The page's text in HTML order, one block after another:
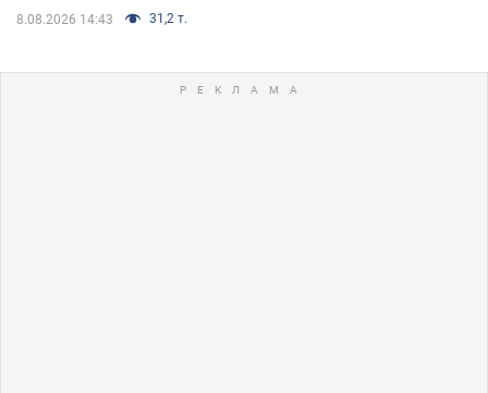
8.08.2026 14:43 31,2 т.